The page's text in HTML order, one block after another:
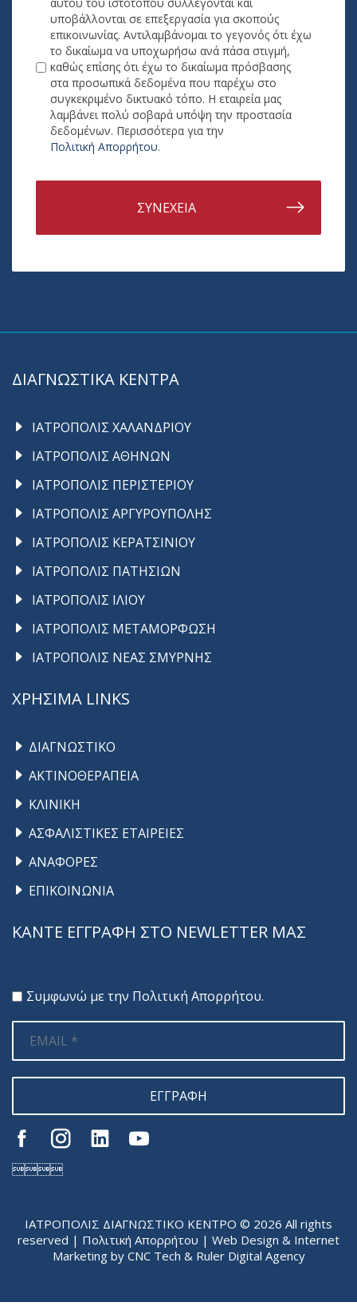
υποβάλλονται σε επεξεργασία για σκοπούς
επικοινωνίας. Αντιλαμβάνομαι το γεγονός ότι έχω
το δικαίωμα να υποχωρήσω ανά πάσα στιγμή,
καθώς επίσης ότι έχω το δικαίωμα πρόσβασης
στα προσωπικά δεδομένα που παρέχω στο
συγκεκριμένο δικτυακό τόπο. Η εταιρεία μας
λαμβάνει πολύ σοβαρά υπόψη την προστασία
δεδομένων. Περισσότερα για την
Πολιτική Απορρήτου.
ΣΥΝΕΧΕΙΑ
ΔΙΑΓΝΩΣΤΙΚΑ ΚΕΝΤΡΑ
ΙΑΤΡΟΠΟΛΙΣ ΧΑΛΑΝΔΡΙΟΥ
ΙΑΤΡΟΠΟΛΙΣ ΑΘΗΝΩΝ
ΙΑΤΡΟΠΟΛΙΣ ΠΕΡΙΣΤΕΡΙΟΥ
ΙΑΤΡΟΠΟΛΙΣ ΑΡΓΥΡΟΥΠΟΛΗΣ
ΙΑΤΡΟΠΟΛΙΣ ΚΕΡΑΤΣΙΝΙΟΥ
ΙΑΤΡΟΠΟΛΙΣ ΠΑΤΗΣΙΩΝ
ΙΑΤΡΟΠΟΛΙΣ ΙΛΙΟΥ
ΙΑΤΡΟΠΟΛΙΣ ΜΕΤΑΜΟΡΦΩΣΗ
ΙΑΤΡΟΠΟΛΙΣ ΝΕΑΣ ΣΜΥΡΝΗΣ
ΧΡΗΣΙΜΑ LINKS
ΔΙΑΓΝΩΣΤΙΚΟ
ΑΚΤΙΝΟΘΕΡΑΠΕΙΑ
ΚΛΙΝΙΚΗ
ΑΣΦΑΛΙΣΤΙΚΕΣ ΕΤΑΙΡΕΙΕΣ
ΑΝΑΦΟΡΕΣ
ΕΠΙΚΟΙΝΩΝΙΑ
ΚΑΝΤΕ ΕΓΓΡΑΦΗ ΣΤΟ NEWLETTER ΜΑΣ
Συμφωνώ με την Πολιτική Απορρήτου.
ΕΓΓΡΑΦΗ

ΙΑΤΡΟΠΟΛΙΣ ΔΙΑΓΝΩΣΤΙΚΟ ΚΕΝΤΡΟ © 2026 All rights
reserved | Πολιτική Απορρήτου | Web Design & Internet
Marketing by CNC Tech & Ruler Digital Agency